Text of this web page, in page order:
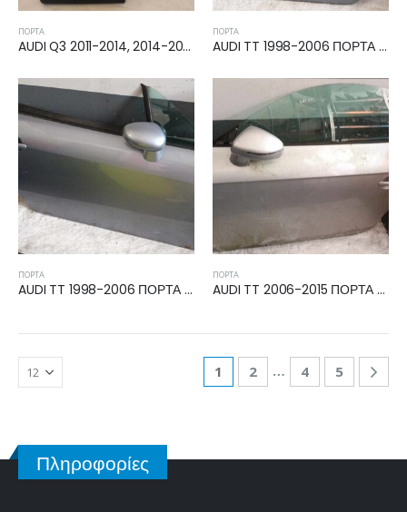
ΠΌΡΤΑ
AUDI Q3 2011-2014, 2014-2018 ΠΟΡΤΑ ΠΙΣΩ ΑΡΙΣΤΕΡΗ
ΠΌΡΤΑ
AUDI TT 1998-2006 ΠΟΡΤΑ ΑΡΙΣΤΕΡΗ
ΠΌΡΤΑ
AUDI TT 1998-2006 ΠΟΡΤΑ ΔΕΞΙΑ
ΠΌΡΤΑ
AUDI TT 2006-2015 ΠΟΡΤΑ ΑΡΙΣΤΕΡΗ
1 2 … 4 5
Πληροφορίες